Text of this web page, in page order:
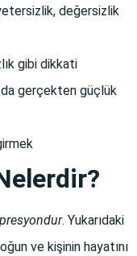
değersizlik
gibi dikkati
gerçekten güçlük
. Yukarıdaki
ve kişinin hayatını